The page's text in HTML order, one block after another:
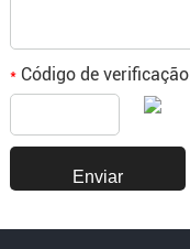
*Código de verificação